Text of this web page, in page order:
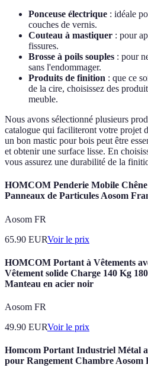
Ponceuse électrique : idéale
couches de vernis.
Couteau à mastiquer : pour
fissures.
Brosse à poils souples : pour
sans l'endommager.
Produits de finition : que ce
de la cire, choisissez des
meuble.
Nous avons sélectionné plusieurs
catalogue qui faciliteront votre projet
un bon mastic pour bois peut être
et obtenir une surface lisse. En
vous assurez une durabilité de la
HOMCOM Penderie Mobile
Panneaux de Particules Aosom
Aosom FR
65.90 EURVoir le prix
HOMCOM Portant à Vêtements
Vêtement solide Charge 140 Kg
Manteau en acier noir
Aosom FR
49.90 EURVoir le prix
Homcom Portant Industriel Métal
pour Rangement Chambre Aosom